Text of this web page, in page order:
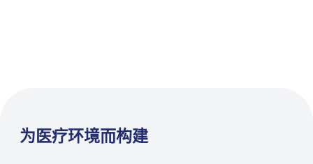
为医疗环境而构建